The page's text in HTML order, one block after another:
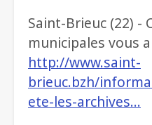
Saint-Brieuc (22) -
municipales vous
http://www.saint-
brieuc.bzh/
ete-les-archives…